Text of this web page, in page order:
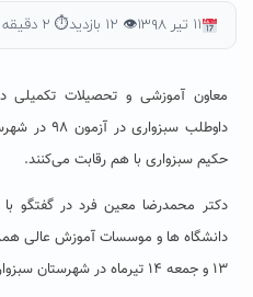
۱۱ تیر ۱۳۹۸ 👁 ۱۲ بازدید ⏱ ۲ دقیقه مطالعه
داوطلب
حکیم سبزواری با هم رقابت می‌کنند.
دکتر محمدرضا معین فرد در گفتگو
دانشگاه ها و موسسات آموزش عالی
۱۳ و جمعه ۱۴ تیرماه در شهرستان سبزوار برگزار می شود.